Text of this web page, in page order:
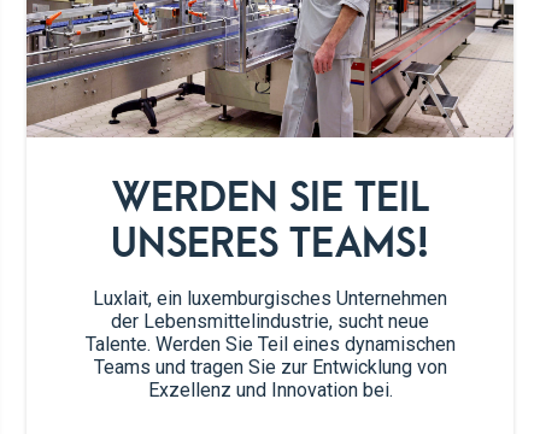
WERDEN SIE TEIL
UNSERES TEAMS!
Luxlait, ein luxemburgisches Unternehmen
der Lebensmittelindustrie, sucht neue
Talente. Werden Sie Teil eines dynamischen
Teams und tragen Sie zur Entwicklung von
Exzellenz und Innovation bei.
250g Mehl
125g Kakaopulver (ungesüßt)
Päckchen Backpulver (11 g)
TL Salz
Eier